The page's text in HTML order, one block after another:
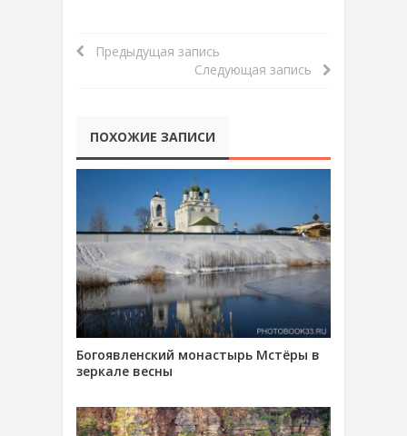
Предыдущая запись
Следующая запись
ПОХОЖИЕ ЗАПИСИ
Богоявленский монастырь Мстёры в
зеркале весны